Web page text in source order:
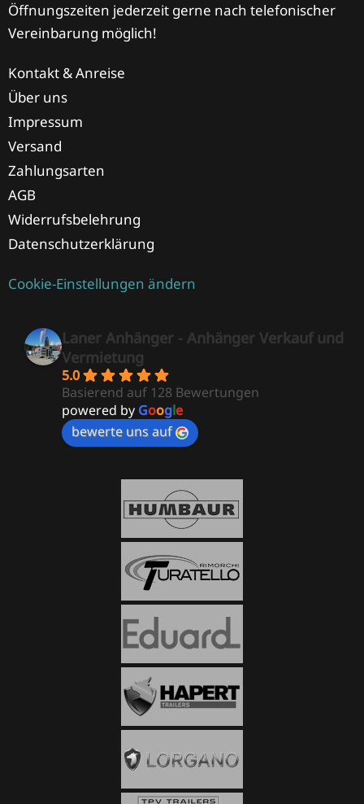
Öffnungszeiten jederzeit gerne nach telefonischer
Vereinbarung möglich!
Kontakt & Anreise
Über uns
Impressum
Versand
Zahlungsarten
AGB
Widerrufsbelehrung
Datenschutzerklärung
Cookie-Einstellungen ändern
Laner Anhänger - Anhänger Verkauf und
Vermietung
5.0
Basierend auf 128 Bewertungen
powered by Google
bewerte uns auf